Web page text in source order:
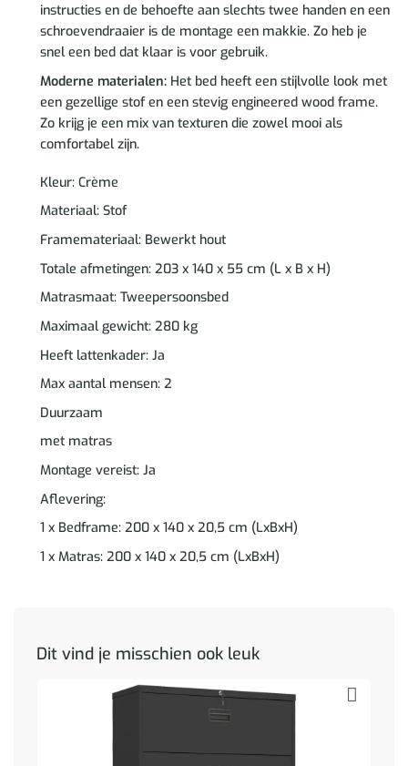
instructies en de behoefte aan slechts twee handen en een
schroevendraaier is de montage een makkie. Zo heb je
snel een bed dat klaar is voor gebruik.
Moderne materialen:Het bed heeft een stijlvolle look met
een gezellige stof en een stevig engineered wood frame.
Zo krijg je een mix van texturen die zowel mooi als
comfortabel zijn.
Kleur: Crème
Materiaal: Stof
Framemateriaal: Bewerkt hout
Totale afmetingen: 203 x 140 x 55 cm (L x B x H)
Matrasmaat: Tweepersoonsbed
Maximaal gewicht: 280 kg
Heeft lattenkader: Ja
Max aantal mensen: 2
Duurzaam
met matras
Montage vereist: Ja
Aflevering:
1 x Bedframe: 200 x 140 x 20,5 cm (LxBxH)
1 x Matras: 200 x 140 x 20,5 cm (LxBxH)
Dit vind je misschien ook leuk